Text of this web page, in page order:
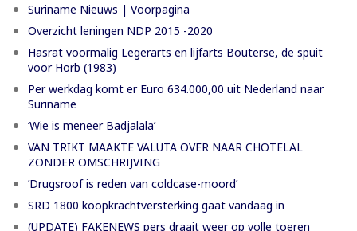
Suriname Nieuws | Voorpagina
Overzicht leningen NDP 2015 -2020
Hasrat voormalig Legerarts en lijfarts Bouterse, de spuit
voor Horb (1983)
Per werkdag komt er Euro 634.000,00 uit Nederland naar
Suriname
‘Wie is meneer Badjalala’
VAN TRIKT MAAKTE VALUTA OVER NAAR CHOTELAL
ZONDER OMSCHRIJVING
’Drugsroof is reden van coldcase-moord’
SRD 1800 koopkrachtversterking gaat vandaag in
(UPDATE) FAKENEWS pers draait weer op volle toeren